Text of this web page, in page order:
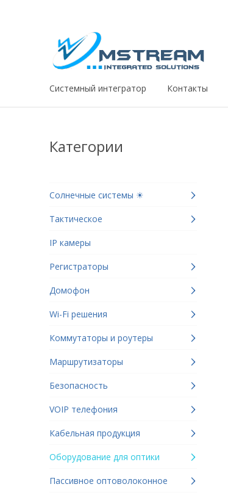
Системный интегратор Контакты
Категории
Солнечные системы ☀
Тактическое
IP камеры
Регистраторы
Домофон
Wi-Fi решения
Коммутаторы и роутеры
Маршрутизаторы
Безопасность
VOIP телефония
Кабельная продукция
Оборудование для оптики
Пассивное оптоволоконное